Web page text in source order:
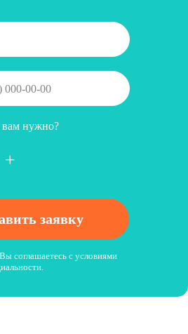
вам нужно?
+
заявку
соглашаетесь с условиями
ости.